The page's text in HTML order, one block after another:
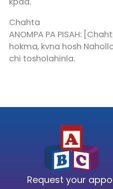
Chahta
ANOMPA PA PISAH:
hokma, kvna hosh
chi tosholahinla.
Request your